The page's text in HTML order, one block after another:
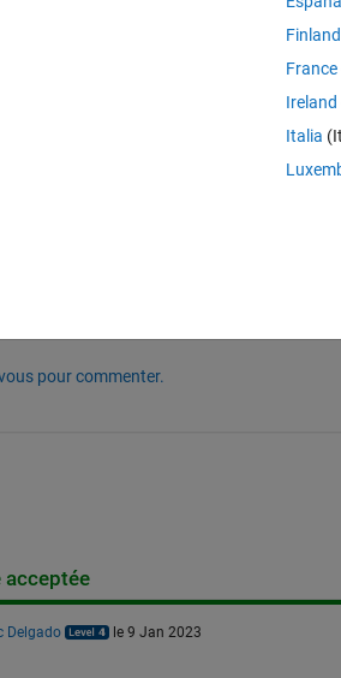
(Total power losses) with a drop-down
(a) IBGT
(b) MOSFET
and UI.axis (calculate losses, plot
and knob (amplitude and frequency)
pour commenter.
Delgado le 9 Jan 2023
Finland
France
Ireland
Italia